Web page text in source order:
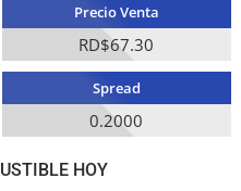
Precio Venta
RD$67.30
Spread
0.2000
HOY